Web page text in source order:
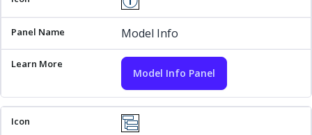
Model Info
Model Info Panel